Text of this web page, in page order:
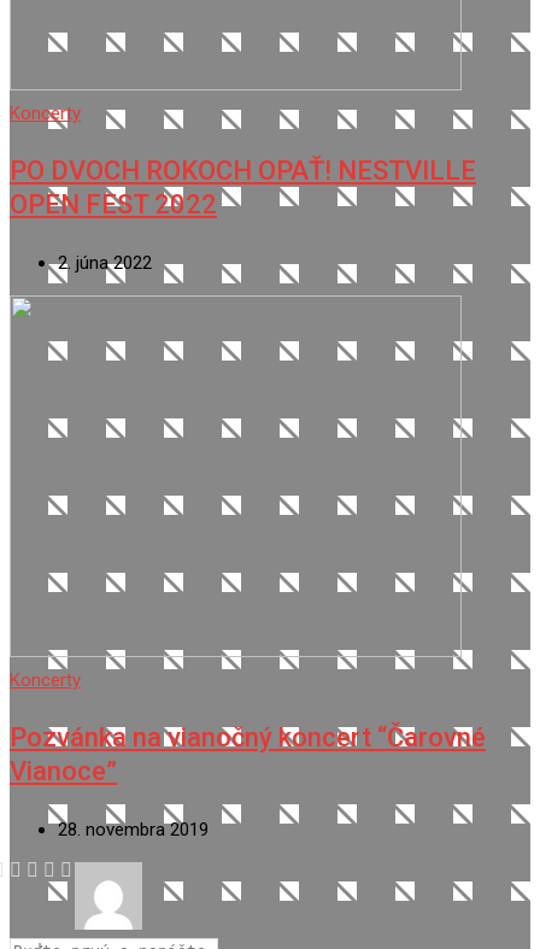
Koncerty
PO DVOCH ROKOCH OPAŤ! NESTVILLE
OPEN FEST 2022
2. júna 2022
Koncerty
Pozvánka na vianočný koncert “Čarovné
Vianoce”
28. novembra 2019